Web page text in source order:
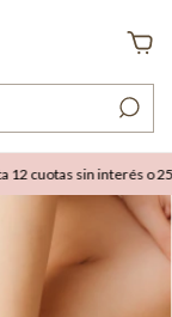
cuotas sin interés o